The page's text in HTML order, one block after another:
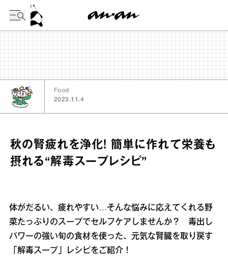
Food
2023.11.4
秋の腎疲れを浄化！ 簡単に作れて栄養も
摂れる“解毒スープレシピ”
体がだるい、疲れやすい…そんな悩みに応えてくれる野
菜たっぷりのスープでセルフケアしませんか？ 毒出し
パワーの強い旬の食材を使った、元気な腎臓を取り戻す
「解毒スープ」レシピをご紹介！